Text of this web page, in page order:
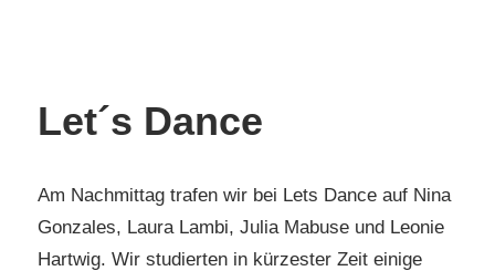
Let´s Dance
Am Nachmittag trafen wir bei Lets Dance auf Nina
Gonzales, Laura Lambi, Julia Mabuse und Leonie
Hartwig. Wir studierten in kürzester Zeit einige